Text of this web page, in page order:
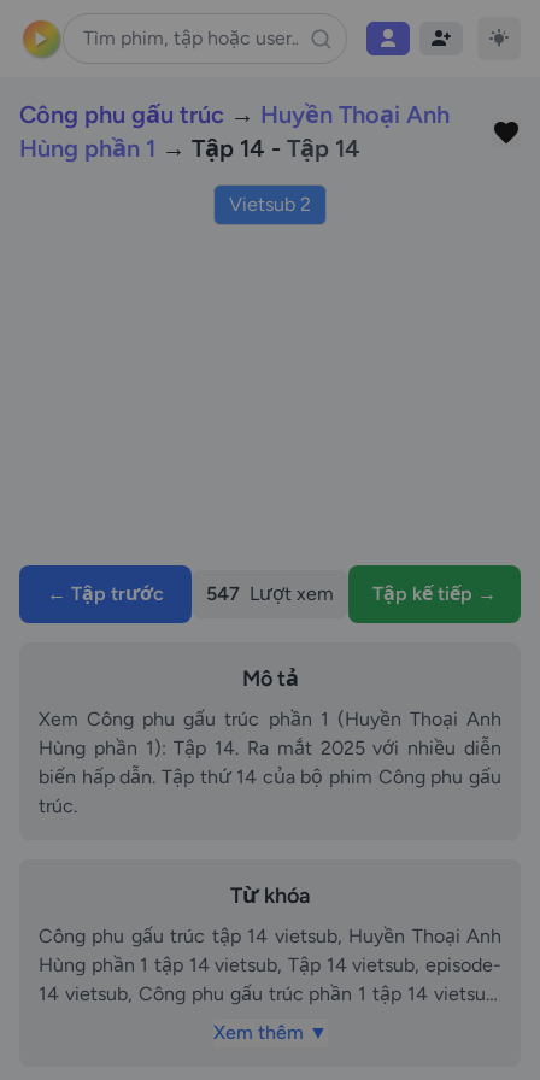
Công phu gấu trúc → Huyền Thoại Anh
Hùng phần 1 → Tập 14 - Tập 14
Vietsub 2
← Tập trước 547 Lượt xem Tập kế tiếp →
Mô tả
Xem Công phu gấu trúc phần 1 (Huyền Thoại Anh
Hùng phần 1): Tập 14. Ra mắt 2025 với nhiều diễn
biến hấp dẫn. Tập thứ 14 của bộ phim Công phu gấu
trúc.
Từ khóa
Công phu gấu trúc tập 14 vietsub, Huyền Thoại Anh
Hùng phần 1 tập 14 vietsub, Tập 14 vietsub, episode-
14 vietsub, Công phu gấu trúc phần 1 tập 14 vietsub,
Công phu gấu trúc phần Huyền Thoại Anh Hùng
Xem thêm ▼